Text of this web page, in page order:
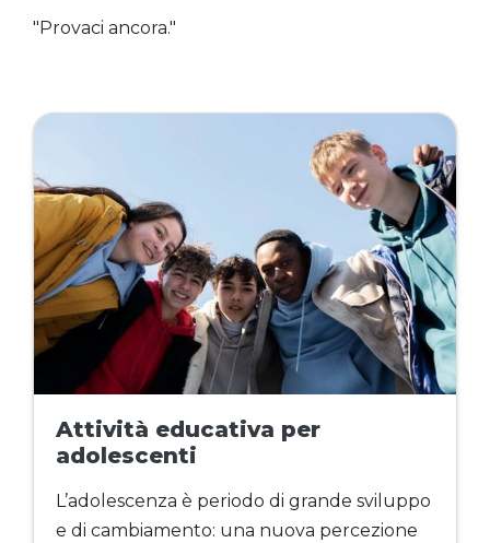
"Provaci ancora."
Attività educativa per
adolescenti
L’adolescenza è periodo di grande sviluppo
e di cambiamento: una nuova percezione